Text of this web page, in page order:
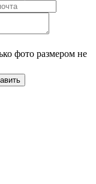
фото размером не